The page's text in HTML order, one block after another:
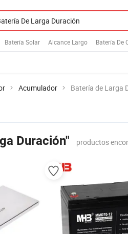
Batería Solar Alcance Largo Batería De
Acumulador Batería de Larga
Duración" productos